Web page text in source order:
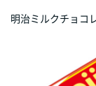
明治ミルクチョコ